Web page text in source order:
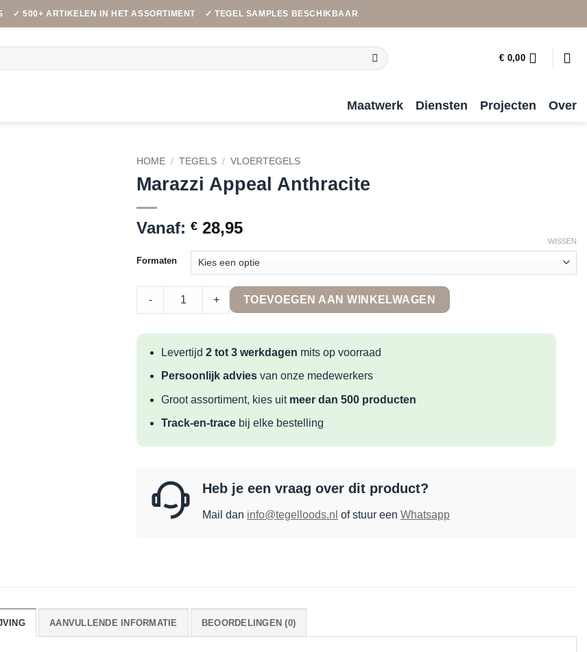
✓ 500+ ARTIKELEN IN HET ASSORTIMENT ✓ TEGEL SAMPLES BESCHIKBAAR
€ 0,00
Maatwerk Diensten Projecten Over
HOME / TEGELS / VLOERTEGELS
Marazzi Appeal Anthracite
Vanaf: € 28,95
Formaten
WISSEN
Marazzi Appeal Anthracite quantity
- + TOEVOEGEN AAN WINKELWAGEN
Levertijd 2 tot 3 werkdagen mits op voorraad
Persoonlijk adviesvan onze medewerkers
Groot assortiment, kies uit meer dan 500 producten
Track-en-tracebij elke bestelling
Heb je een vraag over dit product?
Mail dan info@tegelloods.nl of stuur een Whatsapp
AANVULLENDE INFORMATIE BEOORDELINGEN (0)